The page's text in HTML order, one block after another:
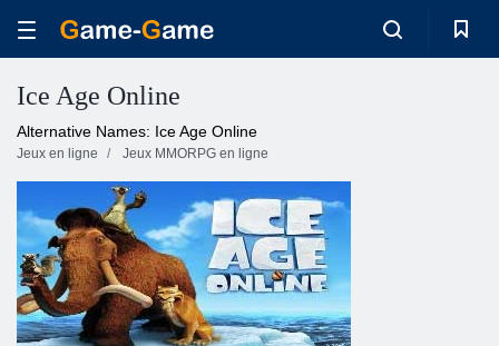
Ice Age Online
Alternative Names: Ice Age Online
Jeux en ligne Jeux MMORPG en ligne